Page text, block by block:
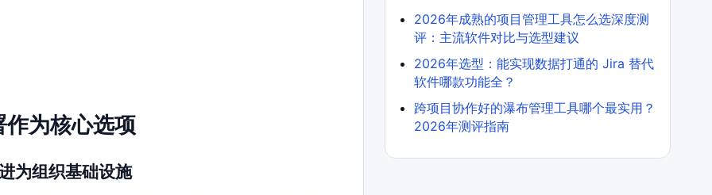
为核心选项
为组织基础设施
2026年成熟的项目管理工具怎么选深度测
评：主流软件对比与选型建议
2026年选型：能实现数据打通的 Jira 替代
软件哪款功能全？
跨项目协作好的瀑布管理工具哪个最实用？
2026年测评指南